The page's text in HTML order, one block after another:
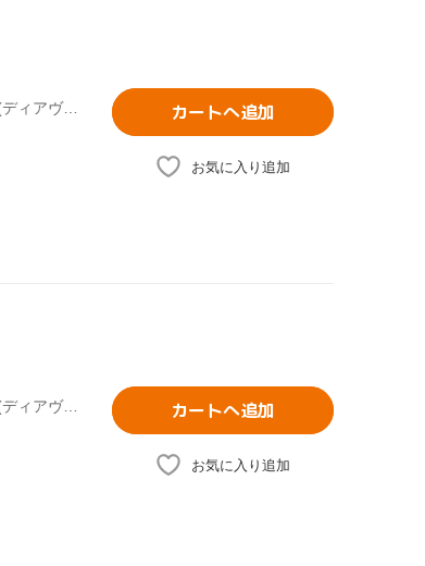
(オムニバス),むらさきゆきや(原作),鶴崎貴大(原作イラスト),水中雅章(ディアヴロ),芹澤優(シェラ・L・グリーンウッド),和氣あず未(レム・ガレウ),金子志津枝(キャラクターデザイン),加藤裕介(音楽) カートへ追加
お気に入り追加
(オムニバス),むらさきゆきや(原作),鶴崎貴大(原作イラスト),水中雅章(ディアヴロ),芹澤優(シェラ・L・グリーンウッド),和氣あず未(レム・ガレウ),金子志津枝(キャラクターデザイン),加藤裕介(音楽) カートへ追加
お気に入り追加